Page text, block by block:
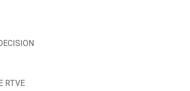
RTVE